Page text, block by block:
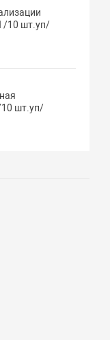
/10 шт.уп/
10 шт.уп/